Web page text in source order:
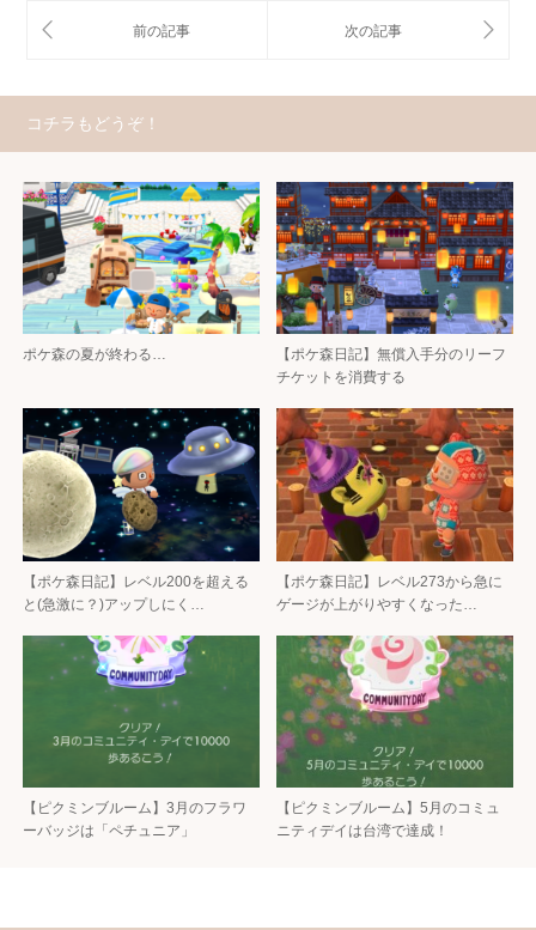
コチラもどうぞ！
ポケ森の夏が終わる…
【ポケ森日記】無償入手分のリーフ
チケットを消費する
【ポケ森日記】レベル200を超える
と(急激に？)アップしにく…
【ポケ森日記】レベル273から急に
ゲージが上がりやすくなった…
【ピクミンブルーム】3月のフラワ
ーバッジは「ペチュニア」
【ピクミンブルーム】5月のコミュ
ニティデイは台湾で達成！